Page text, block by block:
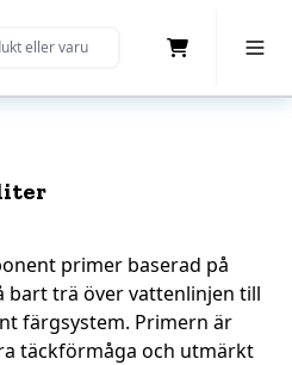
primer baserad på
bart trä över vattenlinjen till
färgsystem. Primern är
täckförmåga och utmärkt